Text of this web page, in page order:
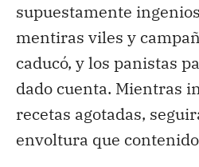
supuestamente
mentiras viles y
caducó, y los panistas
dado cuenta. Mientras
recetas agotadas,
envoltura que